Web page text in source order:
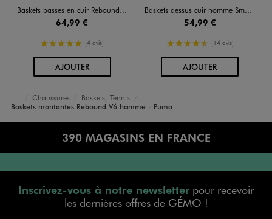
Baskets basses en cuir Rebound V6 homme - Puma
64,99 €
5/5 de moyenne
(4 avis)
AJOUTERAU PANIER
Baskets dessus cuir homme Smash 3.0 - Puma
54,99 €
4.5/5 de moyenne
(14 avis)
AJOUTERAU PANIER
Accueil
Homme
Chaussures
Baskets, Tennis
Baskets montantes Rebound V6 homme - Puma
390 MAGASINS EN FRANCE
Inscrivez-vous à notre newsletterpour recevoir
les dernières offres de GÉMO !